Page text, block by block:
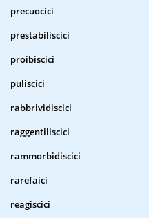
precuocici
prestabiliscici
proibiscici
puliscici
rabbrividiscici
raggentiliscici
rammorbidiscici
rarefaici
reagiscici